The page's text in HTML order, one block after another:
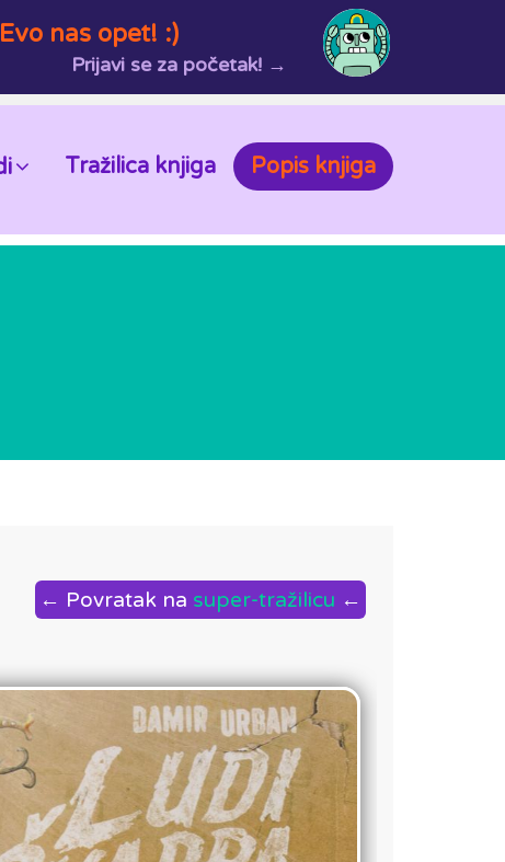
Evo nas opet! :)
Prijavi se za početak! →
Tražilica knjiga Popis knjiga
← Povratak na super-tražilicu ←